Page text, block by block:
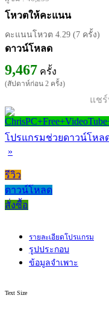
โหวตให้คะแนน
คะแนนโหวต 4.29 (7 ครั้ง)
ดาวน์โหลด
9,467 ครั้ง
(สัปดาห์ก่อน 2 ครั้ง)
แช
โปรแกรมช่วยดาวน์โหล
»
รีวิว
ดาวน์โหลด
สั่งซื้อ
รายละเอียดโปรแกรม
รูปประกอบ
ข้อมูลจำเพาะ
Text Size